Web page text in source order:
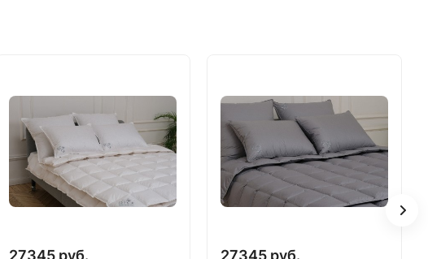
27345 руб. 27345 руб.